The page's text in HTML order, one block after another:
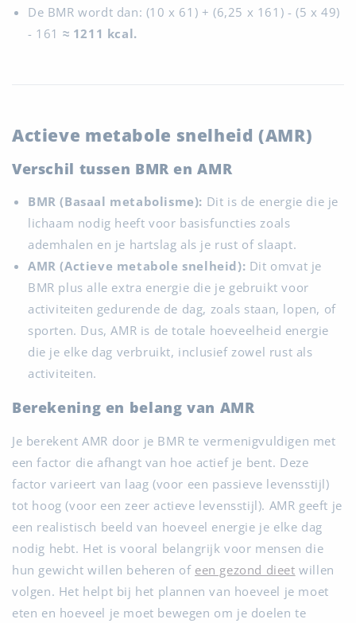
De BMR wordt dan: (10 x 61) + (6,25 x 161) - (5 x 49)
- 161 ≈ 1211 kcal.
Actieve metabole snelheid (AMR)
Verschil tussen BMR en AMR
BMR (Basaal metabolisme): Dit is de energie die je
lichaam nodig heeft voor basisfuncties zoals
ademhalen en je hartslag als je rust of slaapt.
AMR (Actieve metabole snelheid): Dit omvat je
BMR plus alle extra energie die je gebruikt voor
activiteiten gedurende de dag, zoals staan, lopen, of
sporten. Dus, AMR is de totale hoeveelheid energie
die je elke dag verbruikt, inclusief zowel rust als
activiteiten.
Berekening en belang van AMR
Je berekent AMR door je BMR te vermenigvuldigen met
een factor die afhangt van hoe actief je bent. Deze
factor varieert van laag (voor een passieve levensstijl)
tot hoog (voor een zeer actieve levensstijl). AMR geeft je
een realistisch beeld van hoeveel energie je elke dag
nodig hebt. Het is vooral belangrijk voor mensen die
hun gewicht willen beheren of een gezond dieet willen
volgen. Het helpt bij het plannen van hoeveel je moet
eten en hoeveel je moet bewegen om je doelen te